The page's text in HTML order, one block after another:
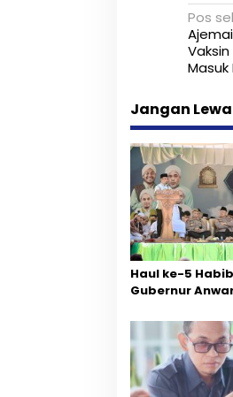
N
a
v
i
g
a
s
i
p
o
s
Pos
Jangan
Haul ke-5
Gubernur
Pendidikan